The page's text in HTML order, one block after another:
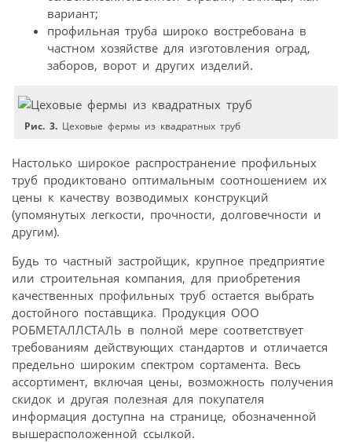
вариант;
профильная труба широко востребована в
частном хозяйстве для изготовления оград,
заборов, ворот и других изделий.
Рис. 3. Цеховые фермы из квадратных труб
Настолько широкое распространение профильных
труб продиктовано оптимальным соотношением их
цены к качеству возводимых конструкций
(упомянутых легкости, прочности, долговечности и
другим).
Будь то частный застройщик, крупное предприятие
или строительная компания, для приобретения
качественных профильных труб остается выбрать
достойного поставщика. Продукция ООО
РОБМЕТАЛЛСТАЛЬ в полной мере соответствует
требованиям действующих стандартов и отличается
предельно широким спектром сортамента. Весь
ассортимент, включая цены, возможность получения
скидок и другая полезная для покупателя
информация доступна на странице, обозначенной
вышерасположенной ссылкой.